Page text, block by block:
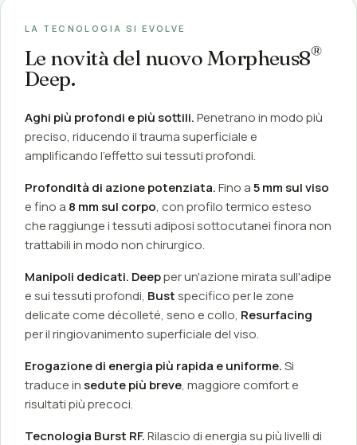
LA TECNOLOGIA SI EVOLVE
Le novità del nuovo Morpheus8®
Deep.
Aghi più profondi e più sottili.Penetrano in modo più
preciso, riducendo il trauma superficiale e
amplificando l'effetto sui tessuti profondi.
Profondità di azione potenziata.Fino a5 mm sul viso
e fino a 8 mm sul corpo, con profilo termico esteso
che raggiunge i tessuti adiposi sottocutanei finora non
trattabili in modo non chirurgico.
Manipoli dedicati. Deepper un'azione mirata sull'adipe
e sui tessuti profondi, Bustspecifico per le zone
delicate come décolleté, seno e collo, Resurfacing
per il ringiovanimento superficiale del viso.
Erogazione di energia più rapida e uniforme.Si
traduce in sedute più breve, maggiore comfort e
risultati più precoci.
Tecnologia Burst RF.Rilascio di energia su più livelli di